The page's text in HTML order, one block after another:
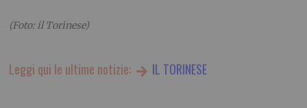
(Foto: il Torinese)
Leggi qui le ultime notizie: IL TORINESE